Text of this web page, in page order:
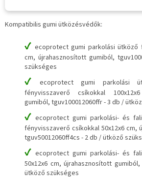
Kompatibilis gumi ütközésvédők:
✔ ecoprotect gumi parkolási ütköző
cm, újrahasznosított gumiból,
szükséges
✔
ecoprotect gumi parkolási
fényvisszaverő csíkokkal
gumiból, tguv100012060ffr - 3 db /
✔ ecoprotect gumi parkolási- és
fényvisszaverő csíkokkal 50x12x6 cm,
tguv50012060ff4cs - 2 db / ütköző
✔ ecoprotect gumi parkolási- és
50x12x6 cm, újrahasznosított
ütköző szükséges